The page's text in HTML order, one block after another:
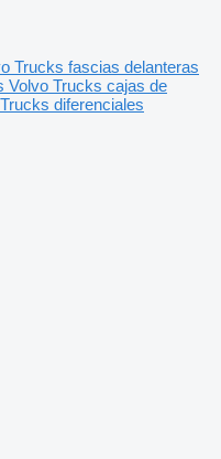
Trucks fascias delanteras
Volvo Trucks cajas de
diferenciales